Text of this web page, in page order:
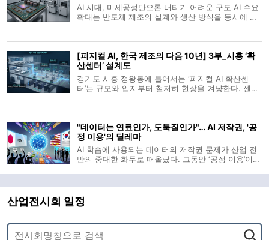
AI 시대, 미세공정만으론 버티기 어려운 구도 AI 수요
확대는 반도체 제조의 설계와 생산 방식을 동시에 바
연결되는 방향으로 이동하고
[피지컬 AI, 한국 제조의 다음 10년] 3부_시흥 ‘확
산센터’ 설계도
경기도 시흥 정왕동에 들어서는 ‘피지컬 AI 확산센
터’는 규모와 입지부터 철저히 현장을 겨냥한다. 센터
1월 말부터 한 달간 진행된 입
"데이터는 연료인가, 도둑질인가"… AI 저작권, '공
정 이용'의 딜레마
AI 학습에 사용되는 데이터의 저작권 문제가 산업 전
반의 중대한 화두로 떠올랐다. 그동안 ‘공정 이용’이라
텐츠 제작자 양측 모두에게 시급한 판단을 요구한다.
특히 한국은 주요국과 달
산업전시회 일정